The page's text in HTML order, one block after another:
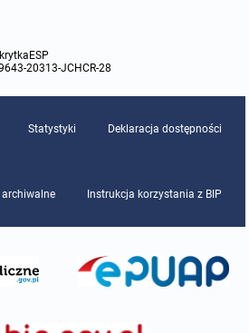
20313-JCHCR-28
Statystyki Deklaracja dostępności
archiwalne Instrukcja korzystania z BIP